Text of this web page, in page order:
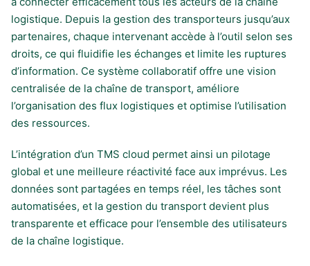
logistique. Depuis la gestion des transporteurs jusqu’aux
partenaires, chaque intervenant accède à l’outil selon ses
droits, ce qui fluidifie les échanges et limite les ruptures
d’information. Ce système collaboratif offre une vision
centralisée de la chaîne de transport, améliore
l’organisation des flux logistiques et optimise l’utilisation
des ressources.
L’intégration d’un TMS cloud permet ainsi un pilotage
global et une meilleure réactivité face aux imprévus. Les
données sont partagées en temps réel, les tâches sont
automatisées, et la gestion du transport devient plus
transparente et efficace pour l’ensemble des utilisateurs
de la chaîne logistique.